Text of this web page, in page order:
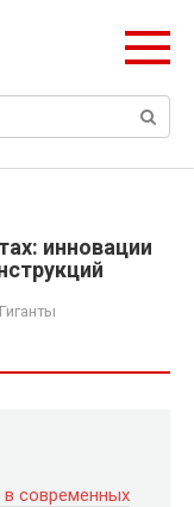
инновации
современных